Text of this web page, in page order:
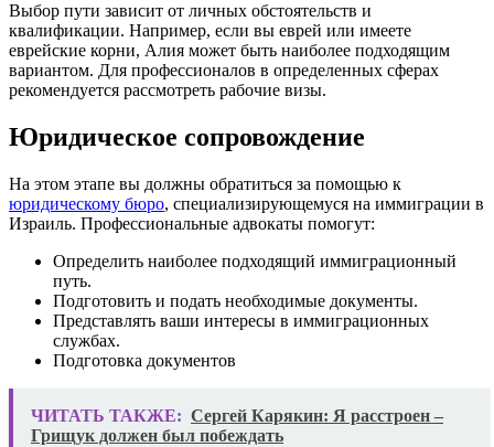
Выбор пути зависит от личных обстоятельств и
квалификации. Например, если вы еврей или имеете
еврейские корни, Алия может быть наиболее подходящим
вариантом. Для профессионалов в определенных сферах
рекомендуется рассмотреть рабочие визы.
Юридическое сопровождение
На этом этапе вы должны обратиться за помощью к
юридическому бюро, специализирующемуся на иммиграции в
Израиль. Профессиональные адвокаты помогут:
Определить наиболее подходящий иммиграционный
путь.
Подготовить и подать необходимые документы.
Представлять ваши интересы в иммиграционных
службах.
Подготовка документов
ЧИТАТЬ ТАКЖЕ: Сергей Карякин: Я расстроен –
Грищук должен был побеждать